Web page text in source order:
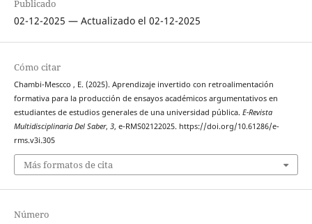
Publicado
02-12-2025 — Actualizado el 02-12-2025
Cómo citar
Chambi-Mescco , E. (2025). Aprendizaje invertido con retroalimentación
formativa para la producción de ensayos académicos argumentativos en
estudiantes de estudios generales de una universidad pública. E-Revista
Multidisciplinaria Del Saber, 3, e-RMS02122025. https://doi.org/10.61286/e-
rms.v3i.305
Más formatos de cita
Número